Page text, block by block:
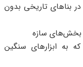
تاریخی بدون
بخش‌های سازه
به ابزارهای سنگین